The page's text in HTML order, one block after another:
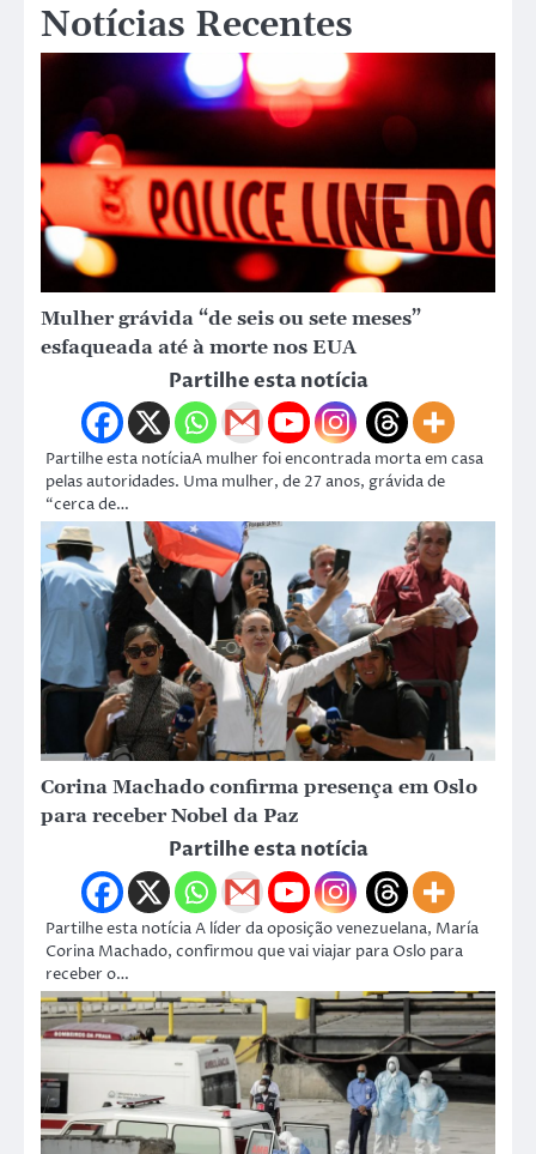
Notícias Recentes
Mulher grávida “de seis ou sete meses”
esfaqueada até à morte nos EUA
Partilhe esta notícia
Partilhe esta notíciaA mulher foi encontrada morta em casa
pelas autoridades. Uma mulher, de 27 anos, grávida de
“cerca de…
Corina Machado confirma presença em Oslo
para receber Nobel da Paz
Partilhe esta notícia
Partilhe esta notícia A líder da oposição venezuelana, María
Corina Machado, confirmou que vai viajar para Oslo para
receber o…